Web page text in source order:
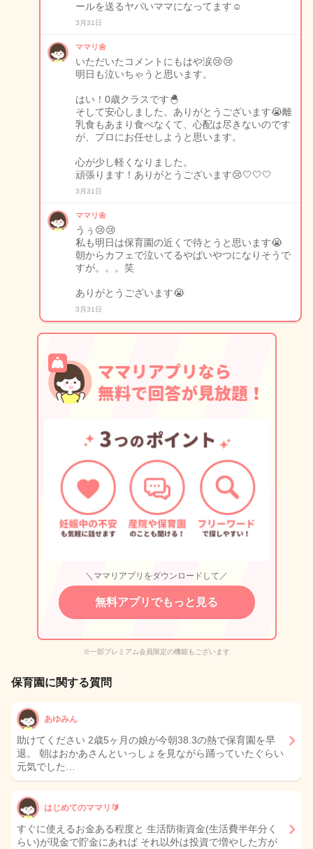
ールを送るヤバいママになってます☺️
3月31日
ママリ🌼
いただいたコメントにもはや涙😢😢
明日も泣いちゃうと思います。
はい！0歳クラスです🐣
そして安心しました。ありがとうございます😭離
乳食もあまり食べなくて、心配は尽きないのです
が、プロにお任せしようと思います。
心が少し軽くなりました。
頑張ります！ありがとうございます😢🤍🤍🤍
3月31日
ママリ🌼
うぅ😢😢
私も明日は保育園の近くで待とうと思います😭
朝からカフェで泣いてるやばいやつになりそうで
すが。。。笑
ありがとうございます😭
3月31日
＼ママリアプリをダウンロードして／
無料アプリでもっと見る
※一部プレミアム会員限定の機能もございます
保育園に関する質問
あゆみん
助けてください 2歳5ヶ月の娘が今朝38.3の熱で保育園を早
退。 朝はおかあさんといっしょを見ながら踊っていたぐらい
元気でした…
はじめてのママリ🔰
すぐに使えるお金ある程度と 生活防衛資金(生活費半年分く
らい)が現金で貯金にあれば それ以外は投資で増やした方が